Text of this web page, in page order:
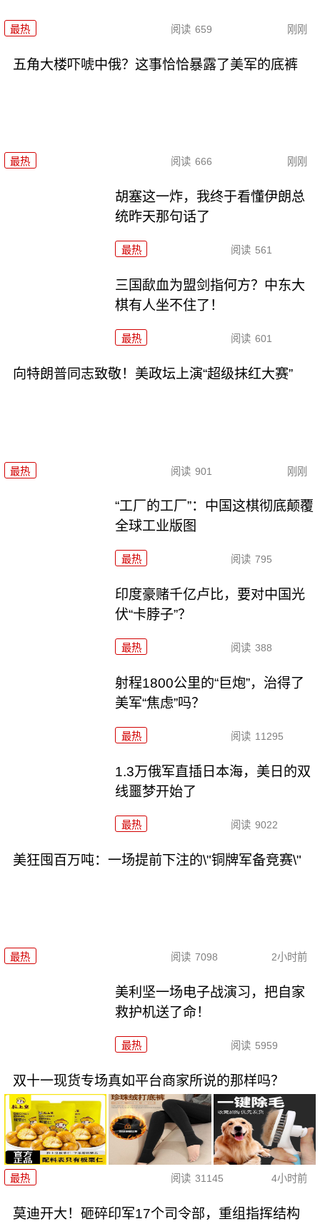
最热 阅读 659 刚刚
五角大楼吓唬中俄？这事恰恰暴露了美军的底裤
最热 阅读 666 刚刚
胡塞这一炸，我终于看懂伊朗总
统昨天那句话了
最热 阅读 561
三国歃血为盟剑指何方？中东大
棋有人坐不住了！
最热 阅读 601
向特朗普同志致敬！美政坛上演“超级抹红大赛”
最热 阅读 901 刚刚
“工厂的工厂”：中国这棋彻底颠覆
全球工业版图
最热 阅读 795
印度豪赌千亿卢比，要对中国光
伏“卡脖子”？
最热 阅读 388
射程1800公里的“巨炮”，治得了
美军“焦虑”吗？
最热 阅读 11295
1.3万俄军直插日本海，美日的双
线噩梦开始了
最热 阅读 9022
美狂囤百万吨：一场提前下注的\"铜牌军备竞赛\"
最热 阅读 7098 2小时前
美利坚一场电子战演习，把自家
救护机送了命！
最热 阅读 5959
双十一现货专场真如平台商家所说的那样吗？
最热 阅读 31145 4小时前
莫迪开大！砸碎印军17个司令部，重组指挥结构